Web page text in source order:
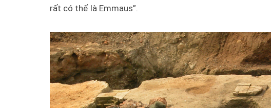
rất có thể là Emmaus”.